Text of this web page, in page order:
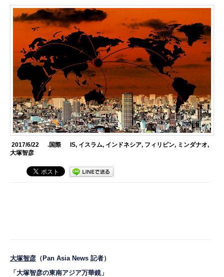
2017/6/22 .国際 IS, イスラム, インドネシア, フィリピン, ミンダナオ,
大塚智彦
大塚智彦 （Pan Asia News 記者）
「大塚智彦の東南アジア万華鏡」